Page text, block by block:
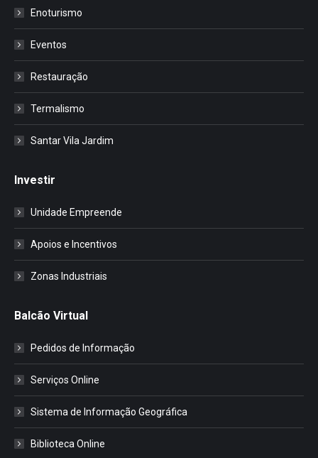
Enoturismo
Eventos
Restauração
Termalismo
Santar Vila Jardim
Investir
Unidade Empreende
Apoios e Incentivos
Zonas Industriais
Balcão Virtual
Pedidos de Informação
Serviços Online
Sistema de Informação Geográfica
Biblioteca Online